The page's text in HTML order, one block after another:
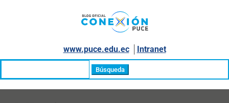
www.puce.edu.ec│ Intranet